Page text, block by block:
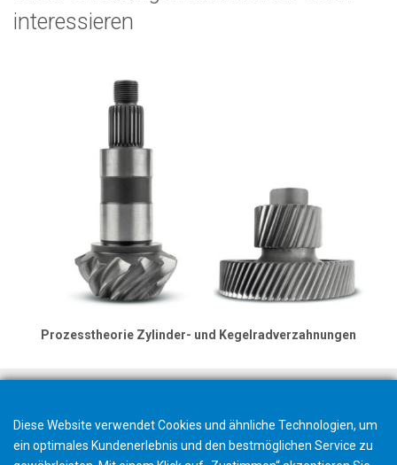
interessieren
Prozesstheorie Zylinder- und Kegelradverzahnungen
Diese Website verwendet Cookies und ähnliche Technologien, um
ein optimales Kundenerlebnis und den bestmöglichen Service zu